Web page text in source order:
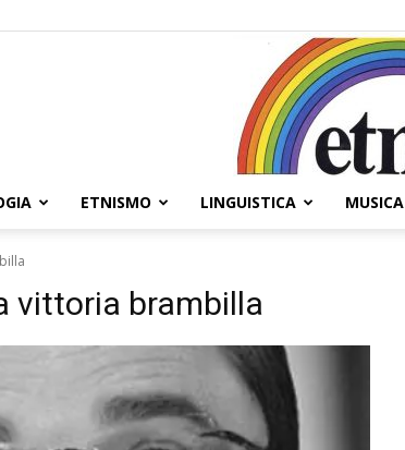
ETNISMO LINGUISTICA MUSICA
vittoria brambilla